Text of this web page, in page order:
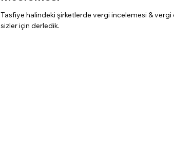
Tasfiye halindeki şirketlerde vergi incelemesi &
sizler için derledik.